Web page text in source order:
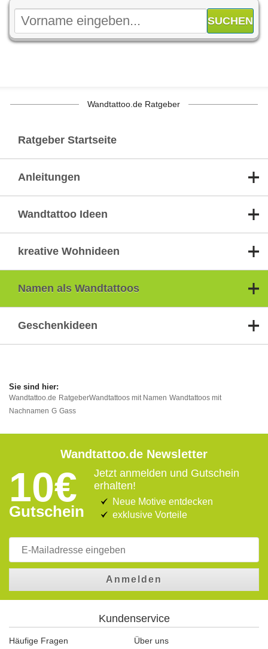
Wandtattoo.de Ratgeber
Ratgeber Startseite
Anleitungen
Wandtattoo Ideen
kreative Wohnideen
Namen als Wandtattoos
Geschenkideen
Wandtattoo.de RatgeberWandtattoos mit Namen Wandtattoos mit
Nachnamen G Gass
Wandtattoo.de Newsletter
10€
Gutschein
Jetzt anmelden und Gutschein
erhalten!
Neue Motive entdecken
exklusive Vorteile
Anmelden
Kundenservice
Häufige Fragen
Über uns